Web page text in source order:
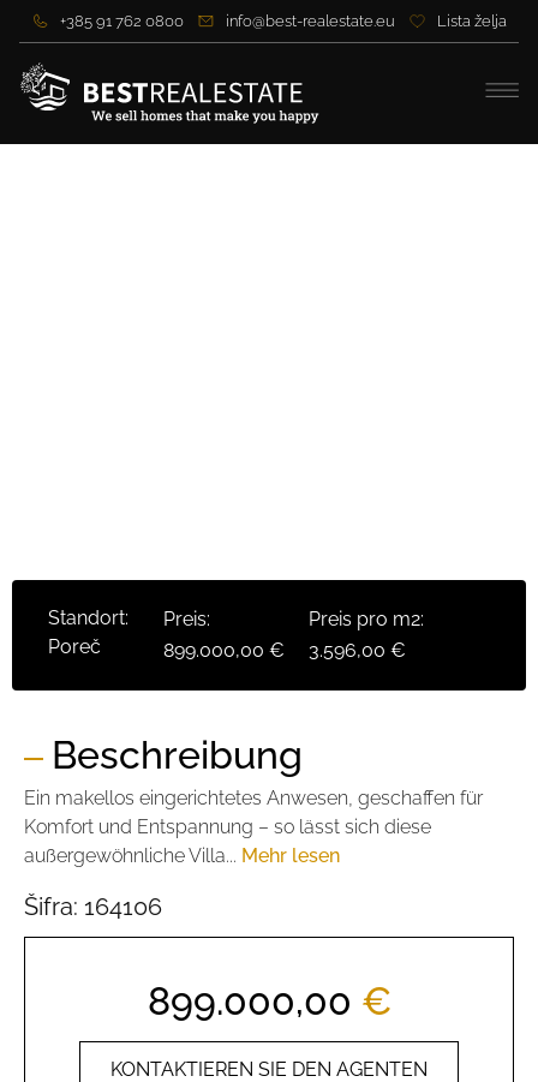
+385 91 762 0800 info@best-realestate.eu Lista želja
Standort:
Poreč
Preis:
899.000,00 €
Preis pro m2:
3.596,00 €
Beschreibung
Ein makellos eingerichtetes Anwesen, geschaffen für
Komfort und Entspannung – so lässt sich diese
außergewöhnliche Villa... Mehr lesen
Šifra: 164106
899.000,00 €
KONTAKTIEREN SIE DEN AGENTEN